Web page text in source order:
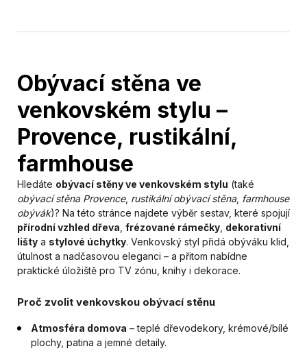
Obývací stěna ve
venkovském stylu –
Provence, rustikální,
farmhouse
Hledáte obývací stěny ve venkovském stylu (také
obývací stěna Provence, rustikální obývací stěna, farmhouse
obývák)? Na této stránce najdete výběr sestav, které spojují
přírodní vzhled dřeva frézované rámečky dekorativní
lišty a stylové úchytky. Venkovský styl přidá obýváku klid,
útulnost a nadčasovou eleganci – a přitom nabídne
praktické úložiště pro TV zónu, knihy i dekorace.
Proč zvolit venkovskou obývací stěnu
Atmosféra domova – teplé dřevodekory, krémové/bílé
plochy, patina a jemné detaily.